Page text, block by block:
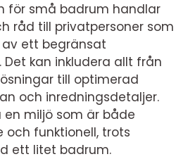
för små badrum handlar
råd till privatpersoner som
ett begränsat
kan inkludera allt från
till optimerad
och inredningsdetaljer.
miljö som är både
funktionell, trots
ett litet badrum.